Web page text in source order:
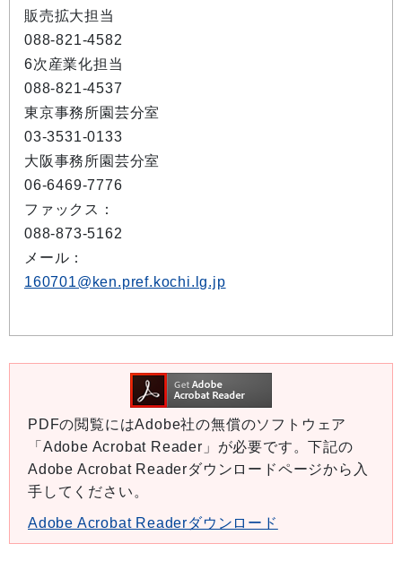
販売拡大担当
088-821-4582
6次産業化担当
088-821-4537
東京事務所園芸分室
03-3531-0133
大阪事務所園芸分室
06-6469-7776
ファックス：
088-873-5162
メール：
160701@ken.pref.kochi.lg.jp
PDFの閲覧にはAdobe社の無償のソフトウェア
「Adobe Acrobat Reader」が必要です。下記の
Adobe Acrobat Readerダウンロードページから入
手してください。
Adobe Acrobat Readerダウンロード